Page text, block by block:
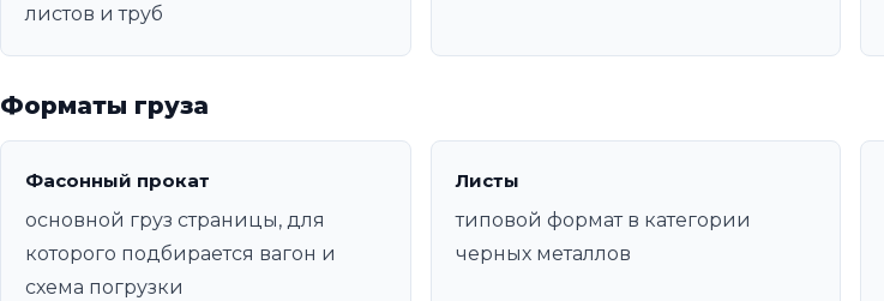
листов и труб
Форматы груза
Фасонный прокат
основной груз страницы, для
которого подбирается вагон и
схема погрузки
Листы
типовой формат в категории
черных металлов